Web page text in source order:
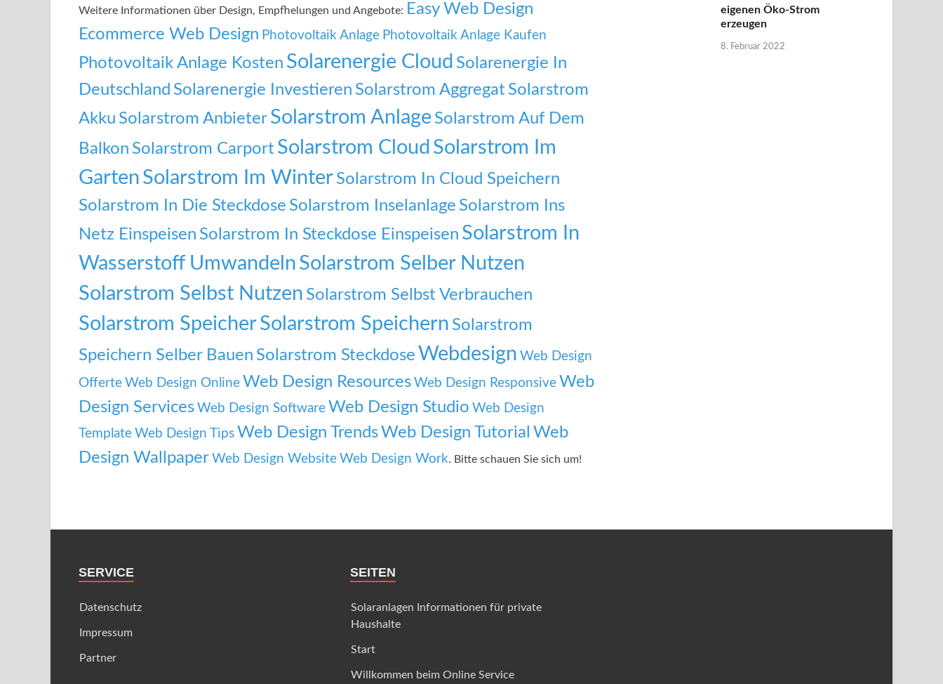
Weitere Informationen über Design, Empfhelungen und Angebote: Easy Web Design
Ecommerce Web Design Photovoltaik Anlage Photovoltaik Anlage Kaufen
Photovoltaik Anlage Kosten Solarenergie Cloud Solarenergie In
Deutschland Solarenergie Investieren Solarstrom Aggregat Solarstrom
Akku Solarstrom Anbieter Solarstrom Anlage Solarstrom Auf Dem
Balkon Solarstrom Carport Solarstrom Cloud Solarstrom Im
Garten Solarstrom Im Winter Solarstrom In Cloud Speichern
Solarstrom In Die Steckdose Solarstrom Inselanlage Solarstrom Ins
Netz Einspeisen Solarstrom In Steckdose Einspeisen Solarstrom In
Wasserstoff Umwandeln Solarstrom Selber Nutzen
Solarstrom Selbst Nutzen Solarstrom Selbst Verbrauchen
Solarstrom SpeicherSolarstrom Speichern Solarstrom
Speichern Selber Bauen Solarstrom Steckdose Webdesign Web Design
Offerte Web Design Online Web Design Resources Web Design Responsive Web
Design Services Web Design Software Web Design Studio Web Design
Template Web Design Tips Web Design TrendsWeb Design Tutorial Web
Design Wallpaper Web Design Website Web Design Work. Bitte schauen Sie sich um!
eigenen Öko-Strom
erzeugen
8. Februar 2022
SERVICE
Datenschutz
Impressum
Partner
SEITEN
Solaranlagen Informationen für private
Haushalte
Start
Willkommen beim Online Service